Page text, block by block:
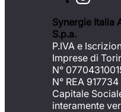
Synergie Italia
S.p.a.
P.IVA e
Imprese di
N°
N° REA 917734
Capitale
interamente